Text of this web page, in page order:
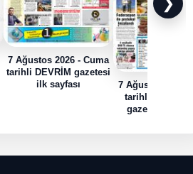
7 Ağustos 2026 - Cuma
tarihli DEVRİM gazetesi
ilk sayfası
7 Ağustos 2026 -
tarihli HABER
gazetesi ilk